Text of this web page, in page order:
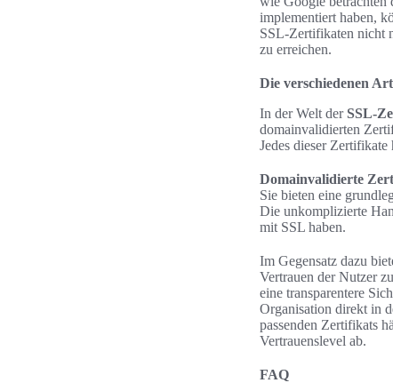
implementiert haben,
SSL-Zertifikaten nicht
zu erreichen.
Die verschiedenen
In der Welt derSSL-
domainvalidierten
Jedes dieser
Domainvalidierte
Sie bieten eine
Die unkomplizierte
mit SSL haben.
Im Gegensatz dazu
Vertrauen der Nutzer
eine transparentere
Organisation direkt in
passenden Zertifikats
Vertrauenslevel ab.
FAQ